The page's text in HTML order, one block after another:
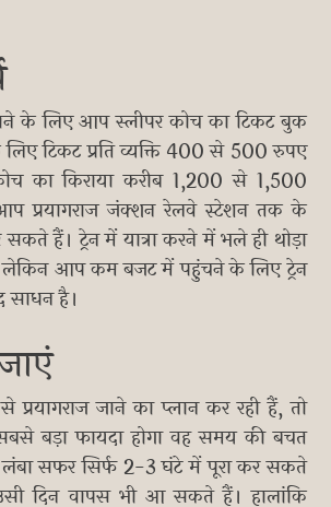
के लिए आप स्लीपर कोच का टिकट बुक
टिकट प्रति व्यक्ति 400 से 500 रुपए
का किराया करीब 1,200 से 1,500
प्रयागराज जंक्शन रेलवे स्टेशन तक के
हैं। ट्रेन में यात्रा करने में भले ही थोड़ा
आप कम बजट में पहुंचने के लिए ट्रेन
साधन है।
जाने का प्लान कर रही हैं, तो
बड़ा फायदा होगा वह समय की बचत
सफर सिर्फ 2-3 घंटे में पूरा कर सकते
दिन वापस भी आ सकते हैं। हालांकि